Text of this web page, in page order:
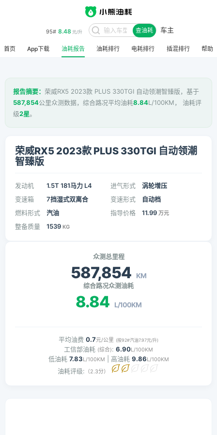
95# 8.48 元/升 查油耗 车主
首页 App下载 油耗报告 油耗排行 电耗排行 插混排行 帮助
报告摘要： 荣威RX5 2023款 PLUS 330TGI 自动领潮智臻版，基于
587,854公里众测数据，综合路况平均油耗8.84L/100KM， 油耗评
级2星。
荣威RX5 2023款 PLUS 330TGI 自动领潮
智臻版
发动机 1.5T 181马力 L4 进气形式
涡轮增压
变速箱
7挡湿式双离合 变速形式
自动档
燃料形式
汽油 指导价格 11.99 万元
整备质量 1539 KG
众测总里程
587,854 KM
综合路况众测油耗
8.84 L/100KM
平均油费 0.7元/公里 (按92#汽油7.97元/升)
工信部油耗 (综合): 6.90L/100KM
低油耗 7.83L/100KM | 高油耗 9.86L/100KM
油耗评级: （2.3分）